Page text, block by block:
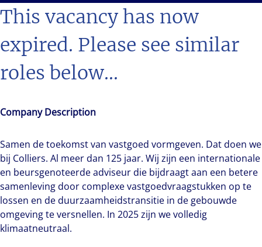
This vacancy has now
expired. Please see similar
roles below...
Company Description
Samen de toekomst van vastgoed vormgeven. Dat doen we
bij Colliers. Al meer dan 125 jaar. Wij zijn een internationale
en beursgenoteerde adviseur die bijdraagt aan een betere
samenleving door complexe vastgoedvraagstukken op te
lossen en de duurzaamheidstransitie in de gebouwde
omgeving te versnellen. In 2025 zijn we volledig
klimaatneutraal.